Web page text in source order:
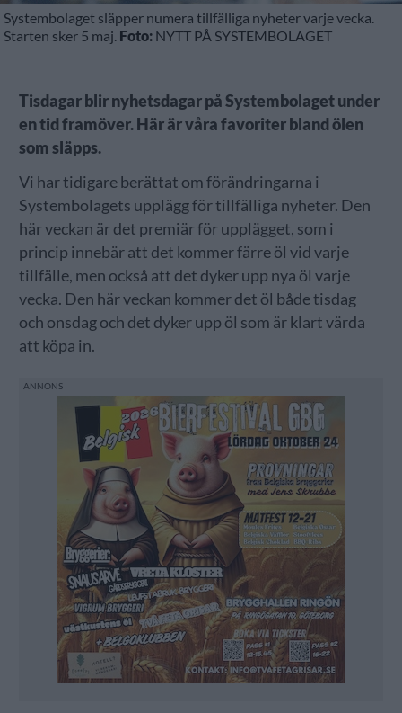
Systembolaget släpper numera tillfälliga nyheter varje vecka.
Starten sker 5 maj. Foto: NYTT PÅ SYSTEMBOLAGET
Tisdagar blir nyhetsdagar på Systembolaget under
en tid framöver. Här är våra favoriter bland ölen
som släpps.
Vi har tidigare berättat om förändringarna i
Systembolagets upplägg för tillfälliga nyheter. Den
här veckan är det premiär för upplägget, som i
princip innebär att det kommer färre öl vid varje
tillfälle, men också att det dyker upp nya öl varje
vecka. Den här veckan kommer det öl både tisdag
och onsdag och det dyker upp öl som är klart värda
att köpa in.